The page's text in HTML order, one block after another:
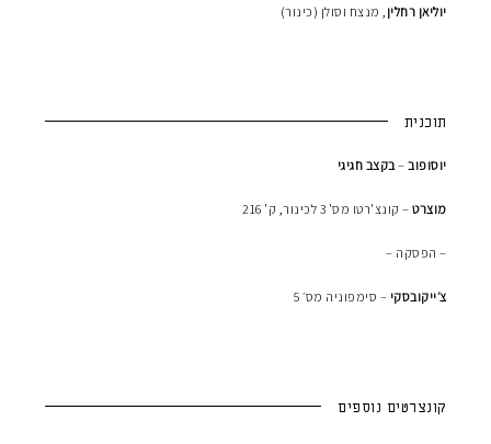
יוליאן רחלין , מנצח וסולן (כינור)
תוכנית
יוסופוב –בקצב חגיגי
מוצרט – קונצ'רטו מס' 3 לכינור, ק' 216
– הפסקה –
צ׳ייקובסקי – סימפוניה מס׳ 5
קונצרטים נוספים